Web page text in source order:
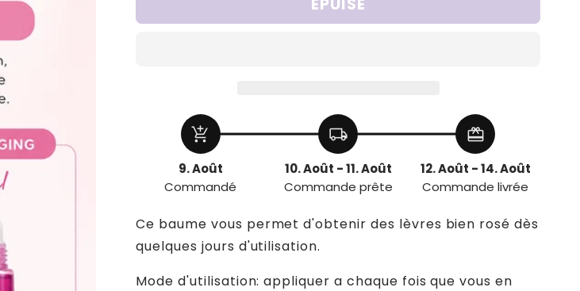
Baume
Baume
add_shopping_cart
9. Août
Commandé
local_shipping
10. Août - 11. Août
Commande prête
redeem
12. Août - 14. Août
Commande livrée
Ce baume vous permet d'obtenir des lèvres bien rosé dès
quelques jours d'utilisation.
Mode d'utilisation: appliquer a chaque fois que vous en